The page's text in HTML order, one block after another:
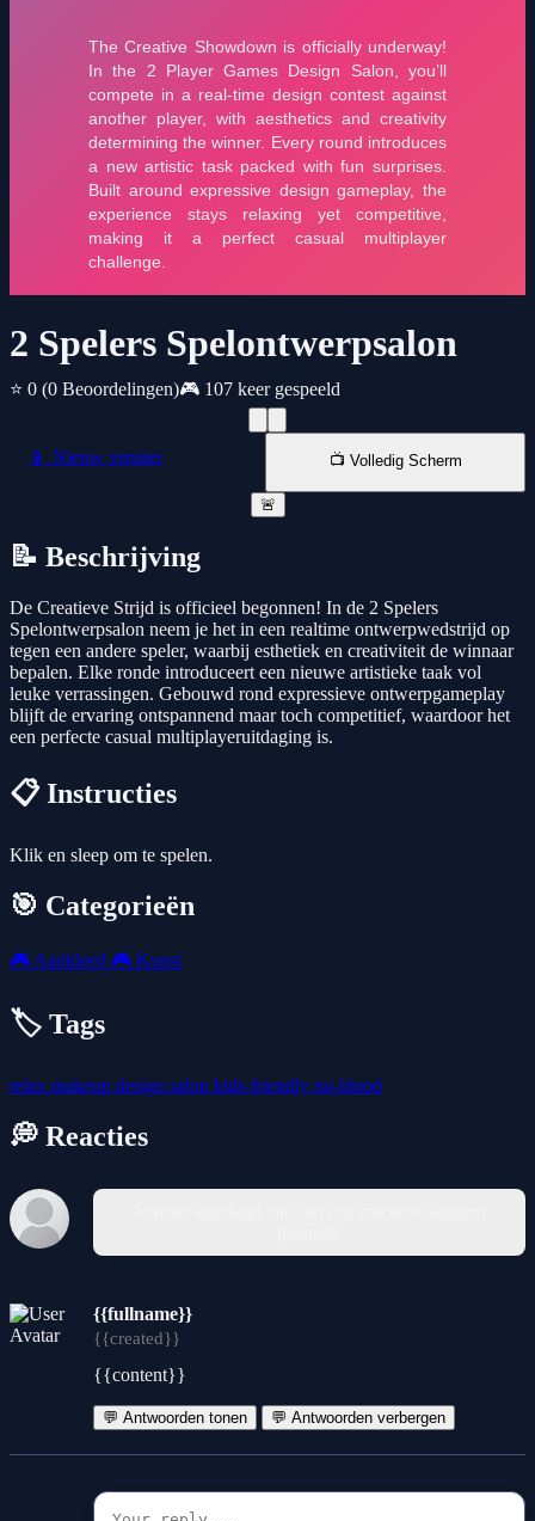
2 Spelers Spelontwerpsalon
⭐ 0 (0 Beoordelingen)🎮 107 keer gespeeld
📱 Nieuw venster 📺 Volledig Scherm
🚨
📝 Beschrijving
De Creatieve Strijd is officieel begonnen! In de 2 Spelers
Spelontwerpsalon neem je het in een realtime ontwerpwedstrijd op
tegen een andere speler, waarbij esthetiek en creativiteit de winnaar
bepalen. Elke ronde introduceert een nieuwe artistieke taak vol
leuke verrassingen. Gebouwd rond expressieve ontwerpgameplay
blijft de ervaring ontspannend maar toch competitief, waardoor het
een perfecte casual multiplayeruitdaging is.
📋 Instructies
Klik en sleep om te spelen.
🎯 Categorieën
🎮 Aankleed 🎮 Kunst
🏷️ Tags
relax makeup design salon kids-friendly no-blood
💭 Reacties
{{fullname}}
{{created}}
{{content}}
💬 Antwoorden tonen 💬 Antwoorden verbergen